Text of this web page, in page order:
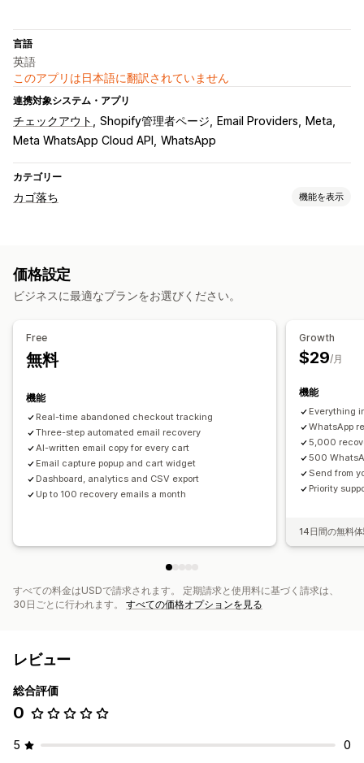
言語
英語
このアプリは日本語に翻訳されていません
連携対象システム・アプリ
チェックアウト Shopify管理者ページ Email Providers
Meta
Meta WhatsApp Cloud API
WhatsApp
カテゴリー
カゴ落ち 機能を表示
コンバージョントラッキング
カスタムクーポンコード
カスタマイズ可能なウィジェット
操作動向の追跡
価格設定
ビジネスに最適なプランをお選びください。
Free
無料
機能
Real-time abandoned checkout tracking
Three-step automated email recovery
AI-written email copy for every cart
Email capture popup and cart widget
Dashboard, analytics and CSV export
Up to 100 recovery emails a month
Growth
$29/月
機能
Everything
WhatsApp
5,000
500
Send from
Priority
14日間の無料
すべての料金はUSDで請求されます。 定期請求と使用料に基づく請求は、
30日ごとに行われます。 すべての価格オプションを見る
レビュー
総合評価
0
5
0